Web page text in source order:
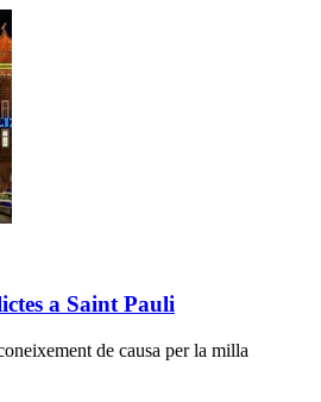
a Saint Pauli
de causa per la milla